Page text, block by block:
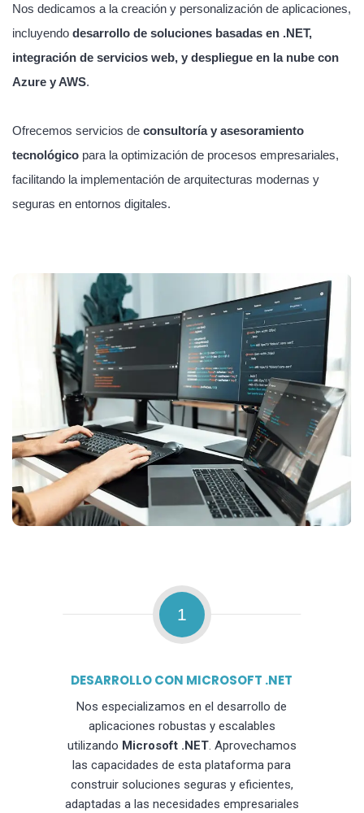
Nos dedicamos a la creación y personalización de aplicaciones,
incluyendo desarrollo de soluciones basadas en .NET,
integración de servicios web, y despliegue en la nube con
Azure y AWS.
Ofrecemos servicios de consultoría y asesoramiento
tecnológico para la optimización de procesos empresariales,
facilitando la implementación de arquitecturas modernas y
seguras en entornos digitales.
1
DESARROLLO CON MICROSOFT .NET
Nos especializamos en el desarrollo de
aplicaciones robustas y escalables
utilizando Microsoft .NET. Aprovechamos
las capacidades de esta plataforma para
construir soluciones seguras y eficientes,
adaptadas a las necesidades empresariales